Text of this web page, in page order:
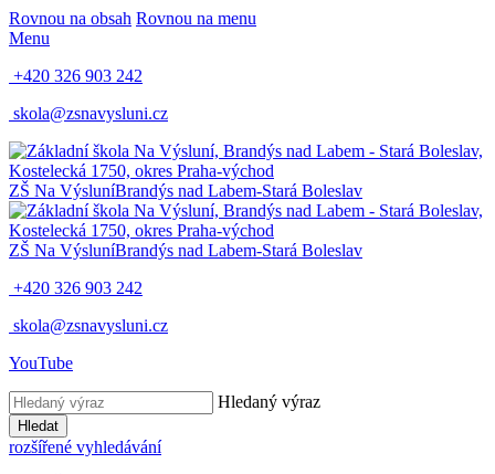
Rovnou na obsah Rovnou na menu
Menu
+420 326 903 242
skola@zsnavysluni.cz
ZŠ Na VýsluníBrandýs nad Labem-Stará Boleslav
ZŠ Na VýsluníBrandýs nad Labem-Stará Boleslav
+420 326 903 242
skola@zsnavysluni.cz
YouTube
Hledaný výraz
Hledat
rozšířené vyhledávání